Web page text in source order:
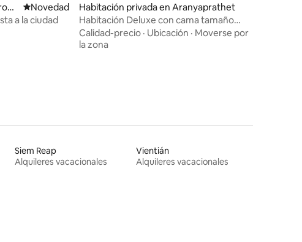
Lugar para hospedarse
Novedad
a la ciudad
Habitación privada en Aranyaprathet
Habitación Deluxe con cama tamaño
king o dos camas individuales
Calidad-precio · Ubicación · Moverse por
la zona
Siem Reap
Alquileres vacacionales
Vientián
Alquileres vacacionales